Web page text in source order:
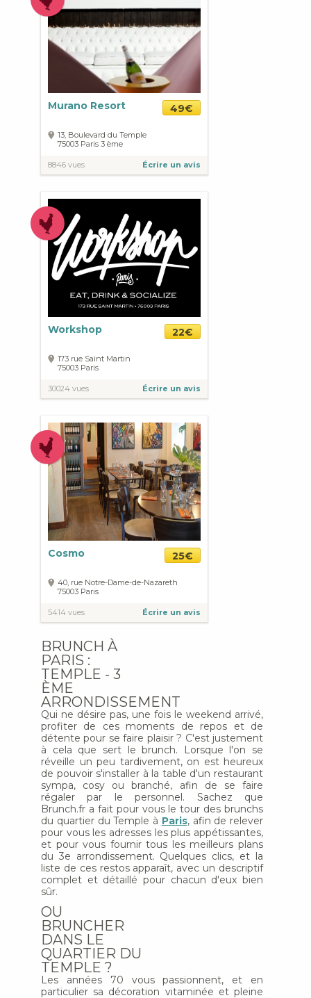
Murano Resort 49€
13, Boulevard du Temple
75003 Paris 3 ème
8846 vues Écrire un avis
Workshop 22€
173 rue Saint Martin
75003 Paris
30024 vues Écrire un avis
Cosmo 25€
40, rue Notre-Dame-de-Nazareth
75003 Paris
5414 vues Écrire un avis
BRUNCH À
PARIS :
TEMPLE - 3
ÈME
ARRONDISSEMENT
Qui ne désire pas, une fois le weekend arrivé,
profiter de ces moments de repos et de
détente pour se faire plaisir ? C'est justement
à cela que sert le brunch. Lorsque l'on se
réveille un peu tardivement, on est heureux
de pouvoir s'installer à la table d'un restaurant
sympa, cosy ou branché, afin de se faire
régaler par le personnel. Sachez que
Brunch.fr a fait pour vous le tour des brunchs
du quartier du Temple à Paris, afin de relever
pour vous les adresses les plus appétissantes,
et pour vous fournir tous les meilleurs plans
du 3e arrondissement. Quelques clics, et la
liste de ces restos apparaît, avec un descriptif
complet et détaillé pour chacun d'eux bien
sûr.
OU
BRUNCHER
DANS LE
QUARTIER DU
TEMPLE ?
Les années 70 vous passionnent, et en
particulier sa décoration vitaminée et pleine